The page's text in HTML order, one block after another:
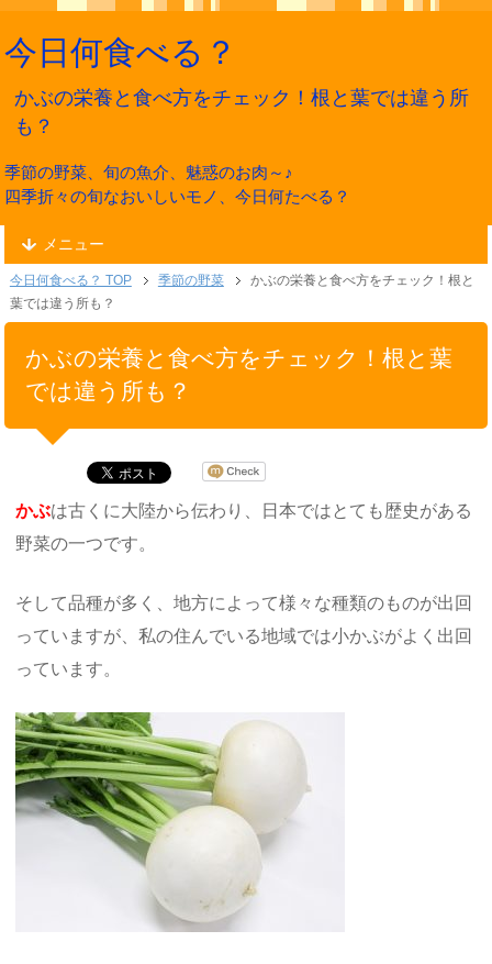
今日何食べる？
かぶの栄養と食べ方をチェック！根と葉では違う所
も？
季節の野菜、旬の魚介、魅惑のお肉～♪
四季折々の旬なおいしいモノ、今日何たべる？
メニュー
今日何食べる？ TOP 季節の野菜
かぶの栄養と食べ方をチェック！根と
葉では違う所も？
かぶの栄養と食べ方をチェック！根と葉
では違う所も？
かぶは古くに大陸から伝わり、日本ではとても歴史がある
野菜の一つです。
そして品種が多く、地方によって様々な種類のものが出回
っていますが、私の住んでいる地域では小かぶがよく出回
っています。